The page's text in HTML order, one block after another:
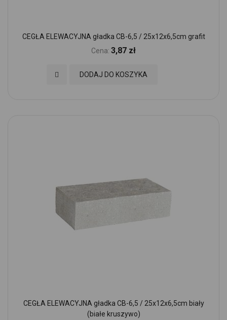
CEGŁA ELEWACYJNA gładka CB-6,5 / 25x12x6,5cm grafit
Cena: 3,87 zł
DODAJ DO KOSZYKA
Dodaj do Ulubionych
CEGŁA ELEWACYJNA gładka CB-6,5 / 25x12x6,5cm biały
(białe kruszywo)